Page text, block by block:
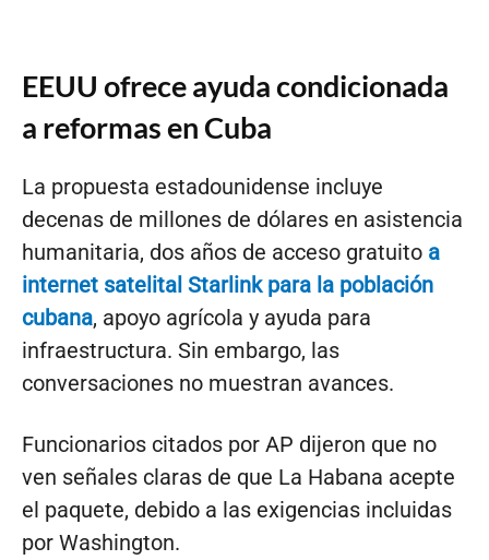
EEUU ofrece ayuda condicionada
a reformas en Cuba
La propuesta estadounidense incluye
decenas de millones de dólares en asistencia
humanitaria, dos años de acceso gratuito a
internet satelital Starlink para la población
cubana, apoyo agrícola y ayuda para
infraestructura. Sin embargo, las
conversaciones no muestran avances.
Funcionarios citados por AP dijeron que no
ven señales claras de que La Habana acepte
el paquete, debido a las exigencias incluidas
por Washington.